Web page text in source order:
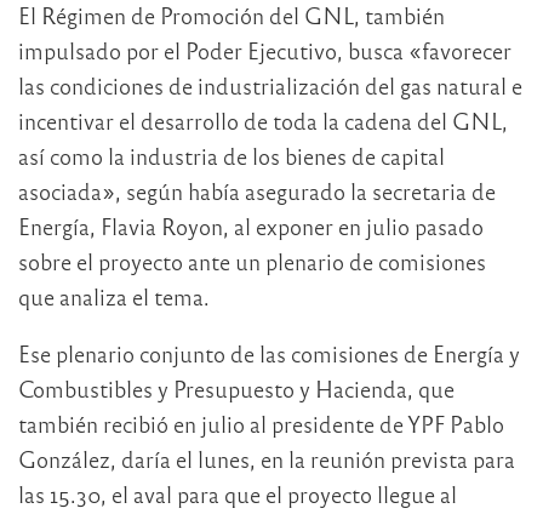
El Régimen de Promoción del GNL, también
impulsado por el Poder Ejecutivo, busca «favorecer
las condiciones de industrialización del gas natural e
incentivar el desarrollo de toda la cadena del GNL,
así como la industria de los bienes de capital
asociada», según había asegurado la secretaria de
Energía, Flavia Royon, al exponer en julio pasado
sobre el proyecto ante un plenario de comisiones
que analiza el tema.
Ese plenario conjunto de las comisiones de Energía y
Combustibles y Presupuesto y Hacienda, que
también recibió en julio al presidente de YPF Pablo
González, daría el lunes, en la reunión prevista para
las 15.30, el aval para que el proyecto llegue al